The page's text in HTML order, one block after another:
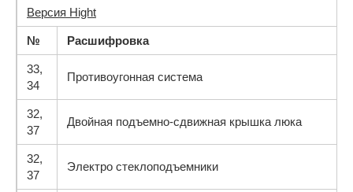
Версия Hight
№ Расшифровка
33,
34
Противоугонная система
32,
37
Двойная подъемно-сдвижная крышка люка
32,
37
Электро стеклоподъемники